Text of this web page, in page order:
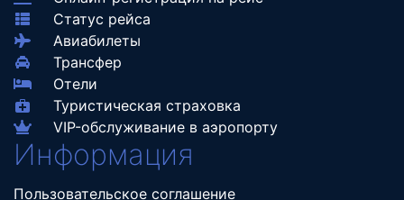
Статус рейса
Авиабилеты
Трансфер
Отели
Туристическая страховка
VIP-обслуживание в аэропорту
Информация
Пользовательское соглашение